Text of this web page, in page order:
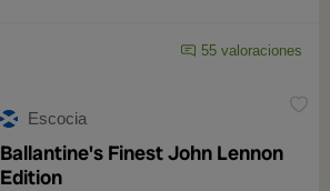
55 valoraciones
Escocia
Ballantine's Finest John Lennon
Edition